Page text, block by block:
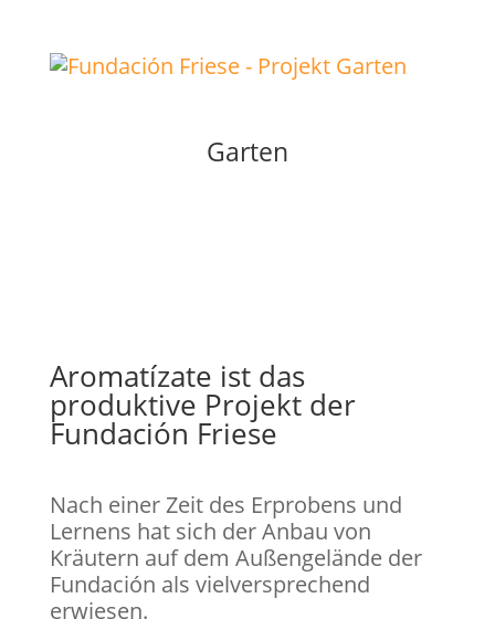
Garten
Aromatízate ist das
produktive Projekt der
Fundación Friese
Nach einer Zeit des Erprobens und
Lernens hat sich der Anbau von
Kräutern auf dem Außengelände der
Fundación als vielversprechend
erwiesen.